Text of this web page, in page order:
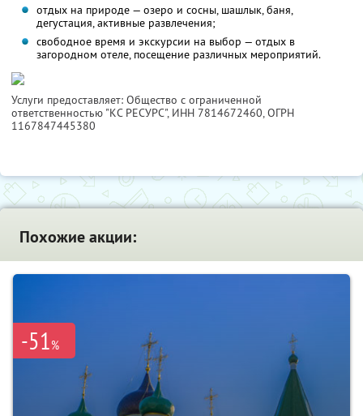
отдых на природе — озеро и сосны, шашлык, баня,
дегустация, активные развлечения;
свободное время и экскурсии на выбор — отдых в
загородном отеле, посещение различных мероприятий.
Услуги предоставляет: Общество с ограниченной
ответственностью "КС РЕСУРС", ИНН 7814672460, ОГРН
1167847445380
Похожие акции:
-51%